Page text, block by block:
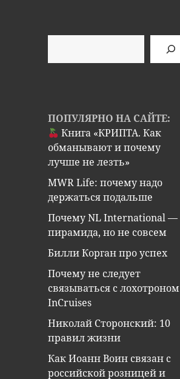
ПОПУЛЯРНО НА САЙТЕ:
Книга «КРИПТА. Как
обманывают и почему
лучше не лезть»
MWR Life: почему надо
держаться подальше
Почему NL International —
пирамида, но не совсем
Билли Корган про успех
Почему не следует
связываться с лохотроном
InCruises
Николай Сторонский: 10
правил жизни
Как Иоанн Воин связан с
российской розницей и